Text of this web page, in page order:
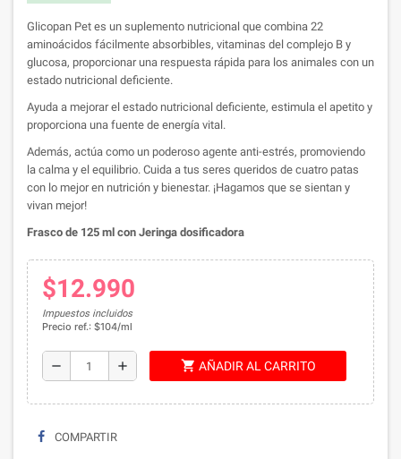
Glicopan Pet es un suplemento nutricional que combina 22
aminoácidos fácilmente absorbibles, vitaminas del complejo B y
glucosa, proporcionar una respuesta rápida para los animales con un
estado nutricional deficiente.
Ayuda a mejorar el estado nutricional deficiente, estimula el apetito y
proporciona una fuente de energía vital.
Además, actúa como un poderoso agente anti-estrés, promoviendo
la calma y el equilibrio. Cuida a tus seres queridos de cuatro patas
con lo mejor en nutrición y bienestar. ¡Hagamos que se sientan y
vivan mejor!
Frasco de 125 ml con Jeringa dosificadora
$12.990
Impuestos incluidos
Precio ref.: $104/ml
remove add shopping_cart AÑADIR AL CARRITO
COMPARTIR